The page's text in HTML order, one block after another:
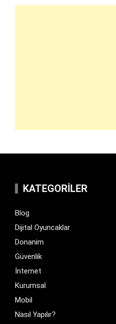
KATEGORILER
Blog
Dijital Oyuncaklar
Donanim
Güvenlik
İnternet
Kurumsal
Mobil
Nasıl Yapılır?